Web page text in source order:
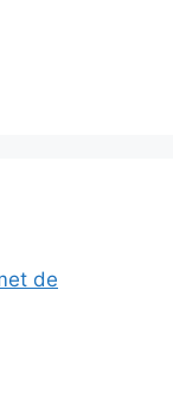
de